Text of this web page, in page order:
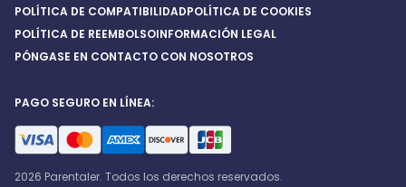
PAGO SEGURO EN LÍNEA:
2026 Parentaler. Todos los derechos reservados.
POLÍTICA DE COMPATIBILIDADPOLÍTICA DE COOKIES
POLÍTICA DE REEMBOLSOINFORMACIÓN LEGAL
PÓNGASE EN CONTACTO CON NOSOTROS